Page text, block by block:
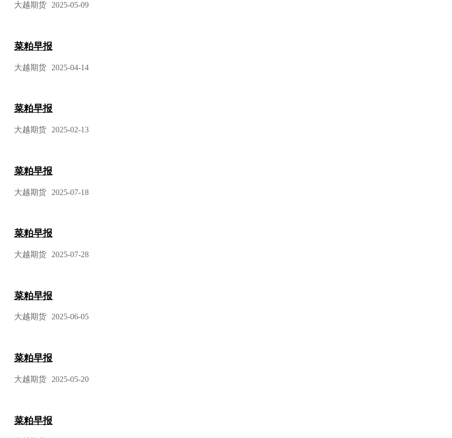
大越期货 2025-05-09
菜粕早报
大越期货 2025-04-14
菜粕早报
大越期货 2025-02-13
菜粕早报
大越期货 2025-07-18
菜粕早报
大越期货 2025-07-28
菜粕早报
大越期货 2025-06-05
菜粕早报
大越期货 2025-05-20
菜粕早报